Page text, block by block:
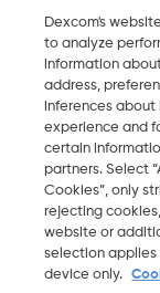
Dexcom, Dexcom
Dexcom Share,
на Dexcom, Inc.
държави.
2026 Dexcom,
Dexcom's
to analyze
information
address,
inferences
experience and
certain
partners. Select
Cookies”, only
rejecting
website or
selection applies
device only.